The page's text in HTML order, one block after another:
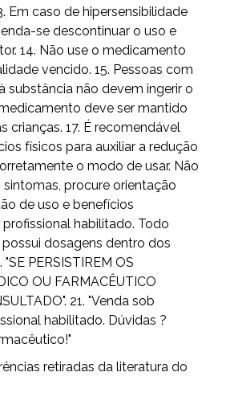
Em caso de hipersensibilidade
se descontinuar o uso e
14. Não use o medicamento
vencido. 15. Pessoas com
substância não devem ingerir o
deve ser mantido
crianças. 17. É recomendável
físicos para auxiliar a redução
o modo de usar. Não
procure orientação
de uso e benefícios
habilitado. Todo
dosagens dentro dos
PERSISTIREM OS
OU FARMACÊUTICO
21. "Venda sob
habilitado. Dúvidas ?
retiradas da literatura do